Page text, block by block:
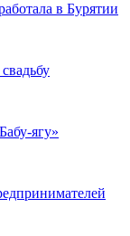
в Бурятии
ягу»